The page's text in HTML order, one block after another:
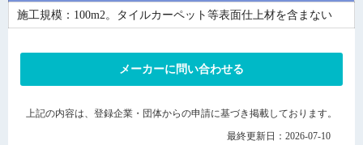
施工規模：100m2。タイルカーペット等表面仕上材を含まない
メーカーに問い合わせる
上記の内容は、登録企業・団体からの申請に基づき掲載しております。
最終更新日：2026-07-10